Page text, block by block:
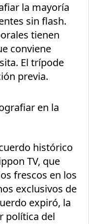
la mayoría
sin flash.
tienen
conviene
El trípode
previa.
en la
histórico
TV, que
frescos en los
exclusivos de
expiró, la
política del